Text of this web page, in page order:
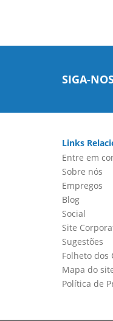
SIGA-
Links
Entre em
Sobre nós
Empregos
Blog
Social
Site
Sugestões
Folheto dos
Mapa do
Política de